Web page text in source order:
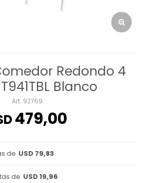
Redondo 4
Blanco
92769
479,00
de USD 79,83
de USD 19,96